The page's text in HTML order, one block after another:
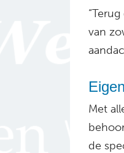
van
Met
de